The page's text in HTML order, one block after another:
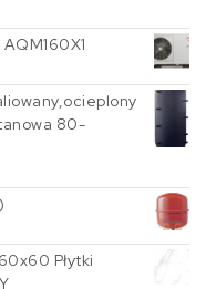
80-
Płytki